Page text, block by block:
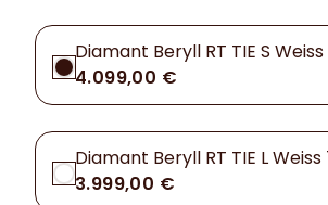
Diamant Beryll RT TIE S
4.099,00 €
Diamant Beryll RT TIE L Weiss
3.999,00 €